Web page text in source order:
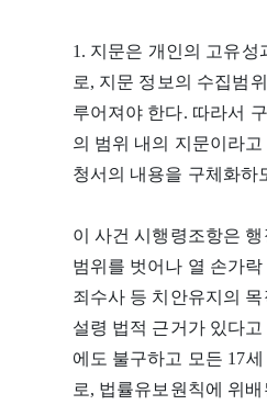
1. 지문은 개인의 고유
로, 지문 정보의 수집범
루어져야 한다. 따라서
의 범위 내의 지문이라
청서의 내용을 구체화하
이 사건 시행령조항은
범위를 벗어나 열 손가
죄수사 등 치안유지의
설령 법적 근거가 있다
에도 불구하고 모든 17
로, 법률유보원칙에 위배